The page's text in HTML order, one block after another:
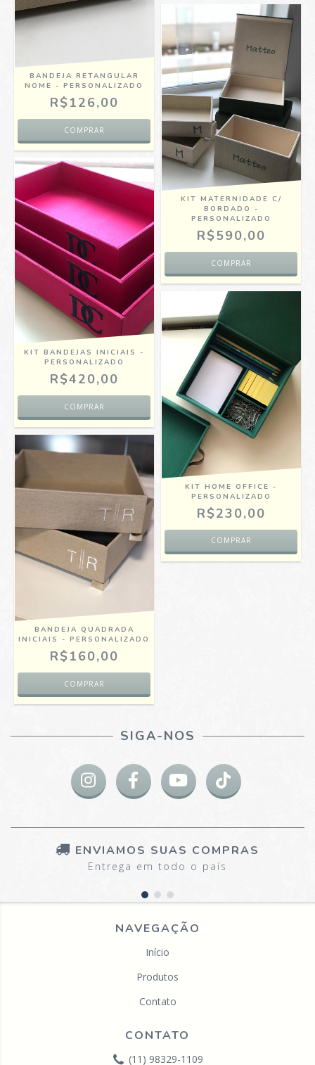
BANDEJA RETANGULAR
NOME - PERSONALIZADO
R$126,00
KIT BANDEJAS INICIAIS -
PERSONALIZADO
R$420,00
KIT MATERNIDADE C/
BORDADO -
PERSONALIZADO
R$590,00
BANDEJA QUADRADA
INICIAIS - PERSONALIZADO
R$160,00
KIT HOME OFFICE -
PERSONALIZADO
R$230,00
SIGA-NOS
ENVIAMOS SUAS COMPRAS
Entrega em todo o país
NAVEGAÇÃO
Início
Produtos
Contato
CONTATO
(11) 98329-1109